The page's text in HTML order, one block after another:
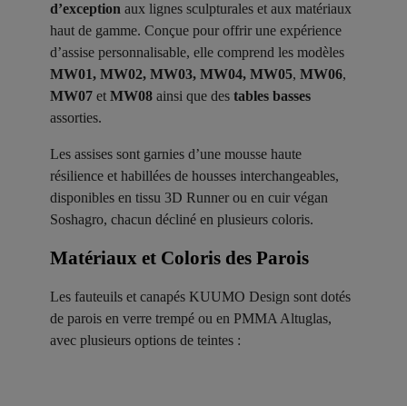
d’exception aux lignes sculpturales et aux matériaux
haut de gamme. Conçue pour offrir une expérience
d’assise personnalisable, elle comprend les modèles
MW01, MW02, MW03, MW04, MW05, MW06,
MW07 et MW08 ainsi que des tables basses
assorties.
Les assises sont garnies d’une mousse haute
résilience et habillées de housses interchangeables,
disponibles en tissu 3D Runner ou en cuir végan
Soshagro, chacun décliné en plusieurs coloris.
Matériaux et Coloris des Parois ​
Les fauteuils et canapés KUUMO Design sont dotés
de parois en verre trempé ou en PMMA Altuglas,
avec plusieurs options de teintes :